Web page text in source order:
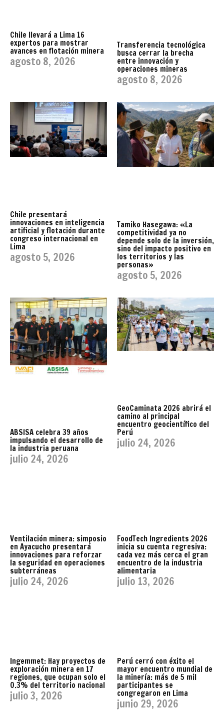
Chile llevará a Lima 16
expertos para mostrar
avances en flotación minera
agosto 8, 2026
Transferencia tecnológica
busca cerrar la brecha
entre innovación y
operaciones mineras
agosto 8, 2026
Chile presentará
innovaciones en inteligencia
artificial y flotación durante
congreso internacional en
Lima
agosto 5, 2026
Tamiko Hasegawa: «La
competitividad ya no
depende solo de la inversión,
sino del impacto positivo en
los territorios y las
personas»
agosto 5, 2026
ABSISA celebra 39 años
impulsando el desarrollo de
la industria peruana
julio 24, 2026
GeoCaminata 2026 abrirá el
camino al principal
encuentro geocientífico del
Perú
julio 24, 2026
Ventilación minera: simposio
en Ayacucho presentará
innovaciones para reforzar
la seguridad en operaciones
subterráneas
julio 24, 2026
FoodTech Ingredients 2026
inicia su cuenta regresiva:
cada vez más cerca el gran
encuentro de la industria
alimentaria
julio 13, 2026
Ingemmet: Hay proyectos de
exploración minera en 17
regiones, que ocupan solo el
0.3% del territorio nacional
julio 3, 2026
Perú cerró con éxito el
mayor encuentro mundial de
la minería: más de 5 mil
participantes se
congregaron en Lima
junio 29, 2026